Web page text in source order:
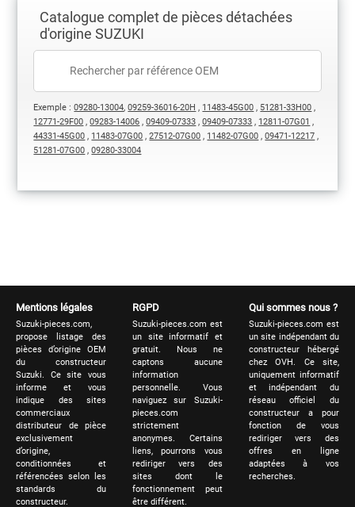
Catalogue complet de pièces détachées
d'origine SUZUKI
Exemple :09280-13004,09259-36016-20H , 11483-45G00 , 51281-33H00 ,
12771-29F00 ,09283-14006 ,09409-07333 ,09409-07333 , 12811-07G01 ,
44331-45G00 , 11483-07G00 ,27512-07G00 , 11482-07G00 ,09471-12217 ,
51281-07G00 ,09280-33004
Mentions légales
Suzuki-pieces.com,
propose listage des
pièces d’origine OEM
du constructeur
Suzuki. Ce site vous
informe et vous
indique des sites
commerciaux
distributeur de pièce
exclusivement
d’origine,
conditionnées et
référencées selon les
standards du
constructeur.
RGPD
Suzuki-pieces.com est
un site informatif et
gratuit. Nous ne
captons aucune
information
personnelle. Vous
naviguez sur Suzuki-
pieces.com
strictement
anonymes. Certains
liens, pourrons vous
rediriger vers des
sites dont le
fonctionnement peut
être différent.
Qui sommes nous ?
Suzuki-pieces.com est
un site indépendant du
constructeur hébergé
chez OVH. Ce site,
uniquement informatif
et indépendant du
réseau officiel du
constructeur a pour
fonction de vous
rediriger vers des
offres en ligne
adaptées à vos
recherches.